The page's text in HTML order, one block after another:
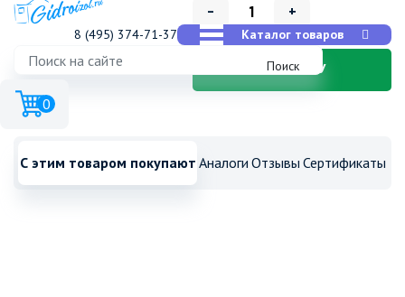
8 (495) 374-71-37
Каталог товаров
Поиск
0
– +
В КОРЗИНУ
С этим товаром покупают Аналоги Отзывы Сертификаты